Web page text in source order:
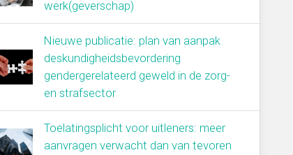
werk(geverschap)
Nieuwe publicatie: plan van aanpak
deskundigheidsbevordering
gendergerelateerd geweld in de zorg-
en strafsector
Toelatingsplicht voor uitleners: meer
aanvragen verwacht dan van tevoren